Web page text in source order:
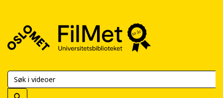
FilMet
Universitetsbiblioteket